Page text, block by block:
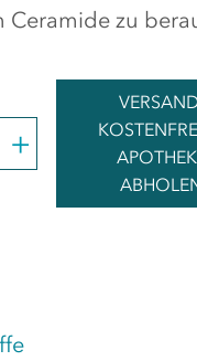
Ceramide zu
+